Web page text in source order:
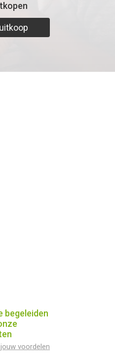
begeleiden
voordelen